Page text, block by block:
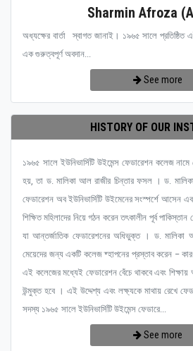
Sharmin Afroza
অধ্যক্ষের বার্তা স্বাগত জানাই। ১৯৬৫ সালে প্রতিষ্ঠিত
এক গুরুত্বপূর্ণ অবদান...
See more
HISTORY OF OUR
১৯৬৫ সালে ইউনিভার্সিটি উইমেন্স ফেডারেশন কলেজ
হয়, তা ড. মালিকা আল রাজীর চিন্তার ফসল । ড.
ফেডারেশন অব ইউনিভার্সিটি উইমেনের সংস্পর্শে আসেন
শিক্ষিত মহিলাদের নিয়ে গঠন করেন তৎকালীন পূর্ব
যা আন্তর্জাতিক ফেডারেশনের অধিভুক্ত । ড. মালিকা
মেয়েদের জন্য একটি কলেজ ষ্হাপনের প্রস্তাব করেন –
এই কলেজের মধ্যেই ফেডারেশন বেঁচে থাকবে এবং
উন্মুক্ত হবে । এই উদ্দেশ্য এবং লক্ষ্যকে মাথায় রেখে
সদস্য ১৯৬৫ সালে ইউনিভার্সিটি উইমেন্স ফেডারে...
See more